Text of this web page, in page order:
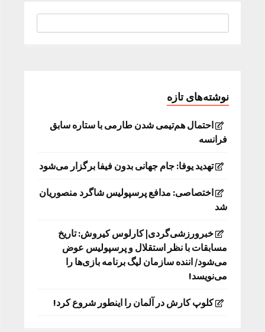
نوشته‌های تازه
احتمال هم‌تیمی شدن طارمی با ستاره سابق
فرانسه
تهدید یوفا: جام جهانی بدون فیفا برگزار می‌شود
اختصاصی: مدافع پرسپولیس شاگرد منصوریان
شد
خبرورزشی‌گردی| کارلوس کیروش: تاریخ
مسابقات با نظر استقلال و پرسپولیس عوض
می‌شود/ اننده سازمان لیگ برنامه بازی‌ها را
می‌نویسد!
کلوپ کارش در آلمان را اینطور شروع کرد!